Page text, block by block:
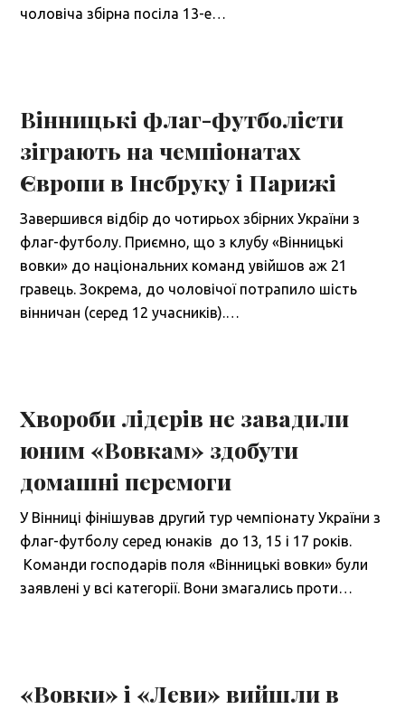
чоловіча збірна посіла 13-е…
Вінницькі флаг-футболісти
зіграють на чемпіонатах
Європи в Інсбруку і Парижі
Завершився відбір до чотирьох збірних України з
флаг-футболу. Приємно, що з клубу «Вінницькі
вовки» до національних команд увійшов аж 21
гравець. Зокрема, до чоловічої потрапило шість
вінничан (серед 12 учасників).…
Хвороби лідерів не завадили
юним «Вовкам» здобути
домашні перемоги
У Вінниці фінішував другий тур чемпіонату України з
флаг-футболу серед юнаків до 13, 15 і 17 років.
Команди господарів поля «Вінницькі вовки» були
заявлені у всі категорії. Вони змагались проти…
«Вовки» і «Леви» вийшли в